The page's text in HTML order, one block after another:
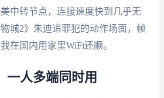
中转节点，连接速度快到几乎无
城2》朱迪追罪犯的动作场面，帧
在国内用家里WiFi还顺。
一人多端同时用